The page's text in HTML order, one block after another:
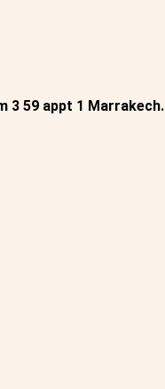
3 59 appt 1 Marrakech.